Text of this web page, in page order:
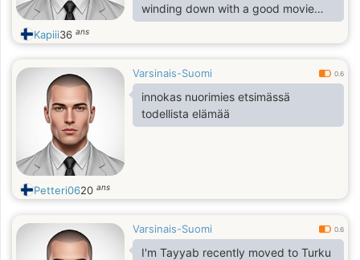
winding down with a good movie
after a busy day. I have a good
sense of humour and don't take life
know what I want. Family matters a
lot to me.
Kapiii36 ans
Varsinais-Suomi 0.6
innokas nuorimies etsimässä
todellista elämää
Petteri0620 ans
Varsinais-Suomi 0.6
I'm Tayyab recently moved to Turku